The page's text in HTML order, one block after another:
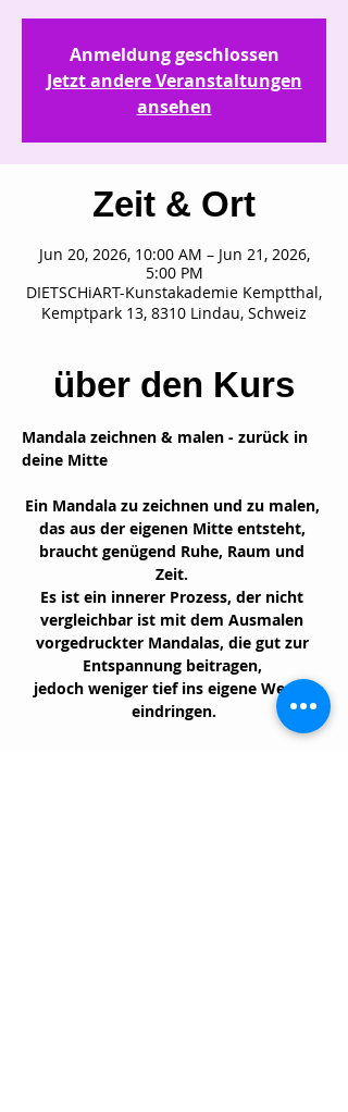
Anmeldung geschlossen
Jetzt andere Veranstaltungen
ansehen
Zeit & Ort
Jun 20, 2026, 10:00 AM – Jun 21, 2026,
5:00 PM
DIETSCHiART-Kunstakademie Kemptthal,
Kemptpark 13, 8310 Lindau, Schweiz
über den Kurs
Mandala zeichnen & malen - zurück in
deine Mitte
Ein Mandala zu zeichnen und zu malen,
das aus der eigenen Mitte entsteht,
braucht genügend Ruhe, Raum und
Zeit.
Es ist ein innerer Prozess, der nicht
vergleichbar ist mit dem Ausmalen
vorgedruckter Mandalas, die gut zur
Entspannung beitragen,
jedoch weniger tief ins eigene Wesen
eindringen.